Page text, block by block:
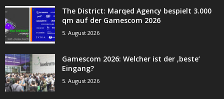
The District: Marqed Agency bespielt 3.000
qm auf der Gamescom 2026
5. August 2026
Gamescom 2026: Welcher ist der ‚beste‘
Eingang?
5. August 2026